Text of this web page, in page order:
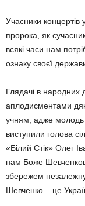
Учасники концертів
пророка, як
всякі часи нам
ознаку своєї
Глядачі в народних
аплодисментами
учням, адже
виступили голова
«Білий Стік» Олег
нам Боже
збережем
Шевченко – це